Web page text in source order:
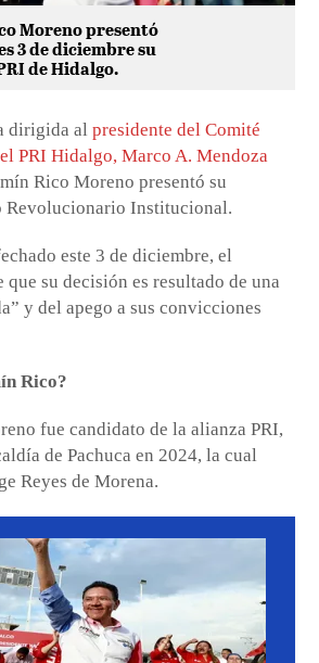
Moreno presentó
3 de diciembre su
de Hidalgo.
dirigida alpresidente del Comité
PRI Hidalgo, Marco A. Mendoza
Rico Moreno presentó su
Revolucionario Institucional.
este 3 de diciembre, el
su decisión es resultado de una
y del apego a sus convicciones
Rico?
fue candidato de la alianza PRI,
de Pachuca en 2024, la cual
Reyes de Morena.